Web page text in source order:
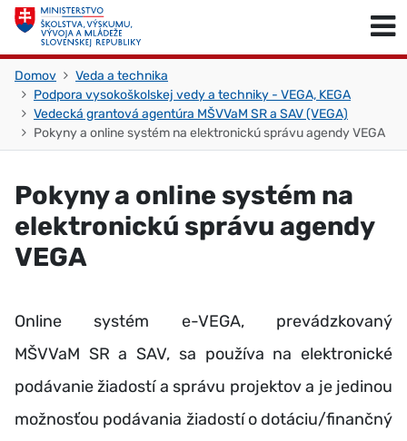
Skočiť na obsah
Domov
Veda a technika
Podpora vysokoškolskej vedy a techniky - VEGA, KEGA
Vedecká grantová agentúra MŠVVaM SR a SAV (VEGA)
Pokyny a online systém na elektronickú správu agendy VEGA
Pokyny a online systém na
elektronickú správu agendy
VEGA
Online systém e-VEGA, prevádzkovaný
MŠVVaM SR a SAV, sa používa na elektronické
podávanie žiadostí a správu projektov a je jedinou
možnosťou podávania žiadostí o dotáciu/finančný
Skočiť na začiatok stránky